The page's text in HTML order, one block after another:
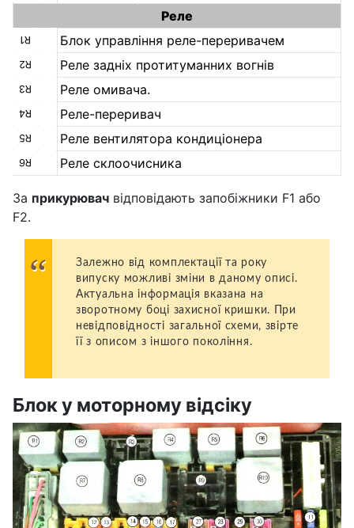
Реле
R1 Блок управління реле-переривачем
R2 Реле задніх протитуманних вогнів
R3 Реле омивача.
R4 Реле-переривач
R5 Реле вентилятора кондиціонера
R6 Реле склоочисника
За прикурювач відповідають запобіжники F1 або
F2.
Залежно від комплектації та року
випуску можливі зміни в даному описі.
Актуальна інформація вказана на
зворотному боці захисної кришки. При
невідповідності загальної схеми, звірте
її з описом з іншого покоління.
Блок у моторному відсіку